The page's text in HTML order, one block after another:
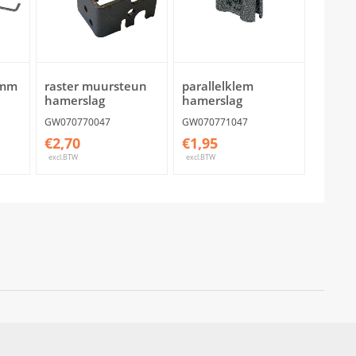
raster muursteun
hamerslag
GW070770047
€2,70
excl.BTW
parallelklem
hamerslag
GW070771047
€1,95
excl.BTW